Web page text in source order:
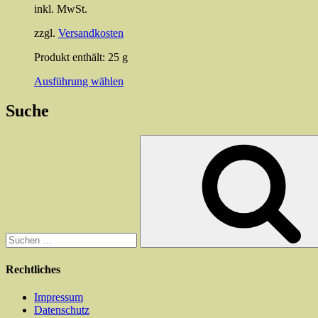
inkl. MwSt.
zzgl. Versandkosten
Produkt enthält: 25 g
Ausführung wählen
gewählt
werden
Suche
Rechtliches
Impressum
Datenschutz